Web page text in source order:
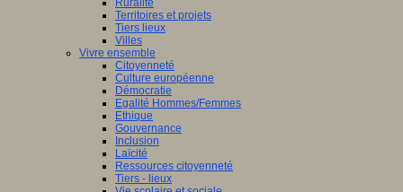
Ruralité
Territoires et projets
Tiers lieux
Villes
Vivre ensemble
Citoyenneté
Culture européenne
Démocratie
Egalité Hommes/Femmes
Ethique
Gouvernance
Inclusion
Laïcité
Ressources citoyenneté
Tiers - lieux